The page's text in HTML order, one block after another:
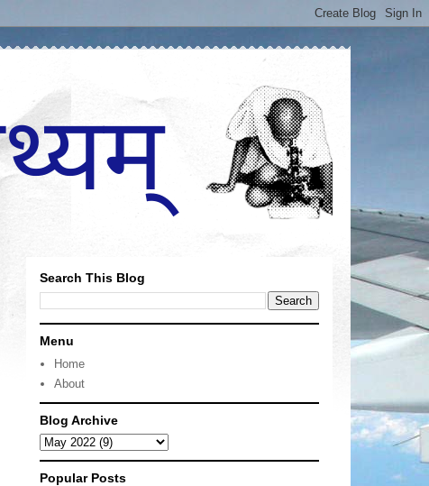
Search This Blog
Menu
Home
About
Blog Archive
Popular Posts